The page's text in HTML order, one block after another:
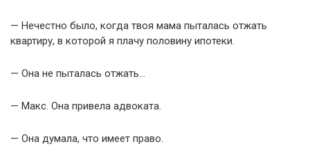
— Нечестно было, когда твоя мама пыталась отжать
квартиру, в которой я плачу половину ипотеки.
— Она не пыталась отжать…
— Макс. Она привела адвоката.
— Она думала, что имеет право.